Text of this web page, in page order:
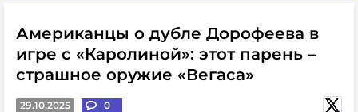
Американцы о дубле Дорофеева в
игре с «Каролиной»: этот парень –
страшное оружие «Вегаса»
29.10.2025 0